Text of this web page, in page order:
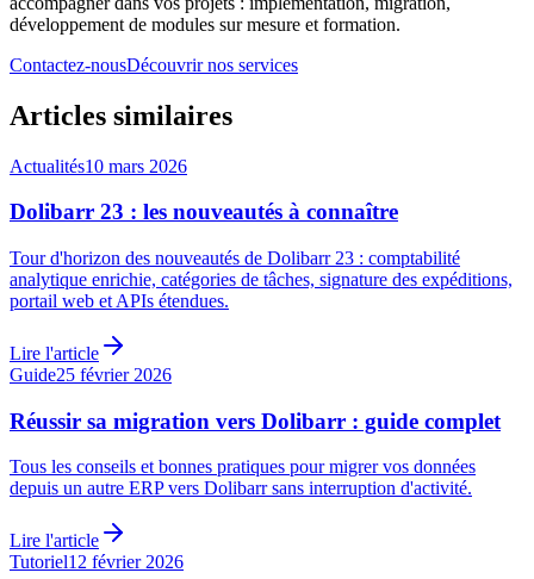
développement de modules sur mesure et formation.
Contactez-nousDécouvrir nos services
Articles similaires
Actualités10 mars 2026
Dolibarr 23 : les nouveautés à connaître
Tour d'horizon des nouveautés de Dolibarr 23 : comptabilité
analytique enrichie, catégories de tâches, signature des expéditions,
portail web et APIs étendues.
Lire l'article
Guide25 février 2026
Réussir sa migration vers Dolibarr : guide complet
Tous les conseils et bonnes pratiques pour migrer vos données
depuis un autre ERP vers Dolibarr sans interruption d'activité.
Lire l'article
Tutoriel12 février 2026